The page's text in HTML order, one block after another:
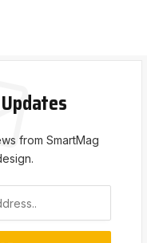
from SmartMag